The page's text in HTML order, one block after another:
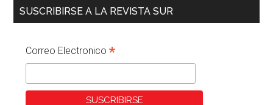
SUSCRIBIRSE A LA REVISTA SUR
Correo Electronico*